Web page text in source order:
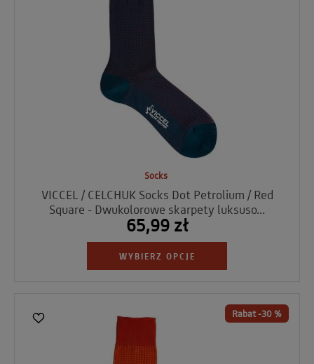
Socks
VICCEL / CELCHUK Socks Dot Petrolium / Red
Square - Dwukolorowe skarpety luksuso...
65,99 zł
WYBIERZ OPCJE
Rabat -30 %